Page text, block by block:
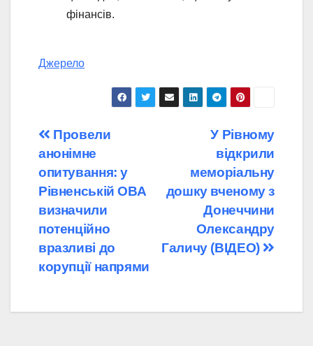
фінансів.
Джерело
Навігація
записів
У Рівному
відкрили
меморіальну
дошку вченому з
Донеччини
Олександру
Галичу (ВІДЕО)
Провели
анонімне
опитування: у
Рівненській ОВА
визначили
потенційно
вразливі до
корупції напрями